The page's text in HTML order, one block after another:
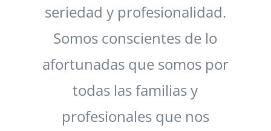
seriedad y profesionalidad.
Somos conscientes de lo
afortunadas que somos por
todas las familias y
profesionales que nos